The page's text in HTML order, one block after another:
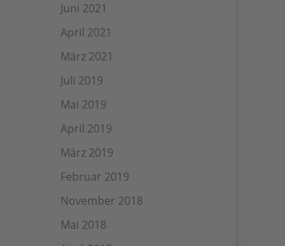
Juni 2021
April 2021
März 2021
Juli 2019
Mai 2019
April 2019
März 2019
Februar 2019
November 2018
Mai 2018